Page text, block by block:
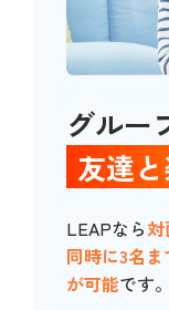
グルー
友達
LEAPなら対
同時に3名
が可能です。